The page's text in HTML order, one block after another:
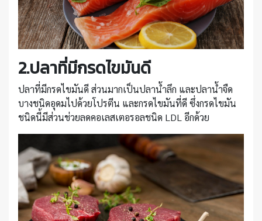
2.ปลาที่มีกรดไขมันดี
ปลาที่มีกรดไขมันดี ส่วนมากเป็นปลาน้ำลึก และปลาน้ำจืด
บางชนิดอุดมไปด้วยโปรตีน และกรดไขมันที่ดี ซึ่งกรดไขมัน
ชนิดนี้มีส่วนช่วยลดคอเลสเตอรอลชนิด LDL อีกด้วย